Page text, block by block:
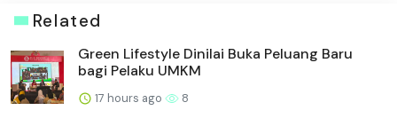
Related
Green Lifestyle Dinilai Buka Peluang Baru
bagi Pelaku UMKM
17 hours ago 8